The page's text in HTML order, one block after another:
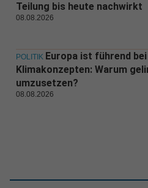
Teilung bis heute nachwirkt
08.08.2026
POLITIK Europa ist führend
Klimakonzepten: Warum
umzusetzen?
08.08.2026